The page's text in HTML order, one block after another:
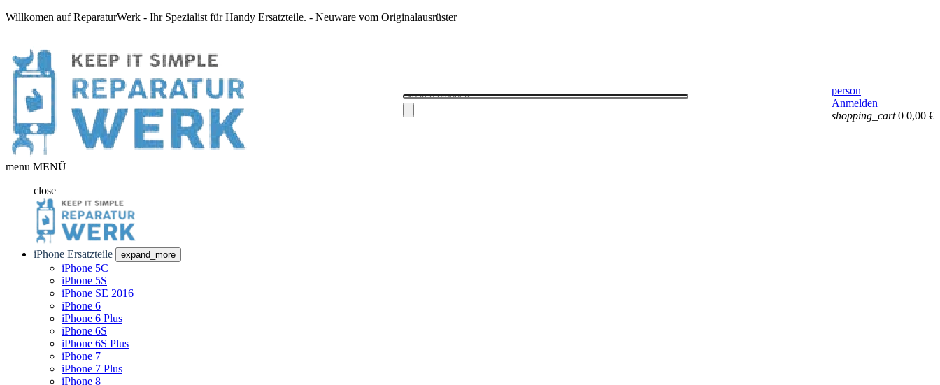
Willkomen auf ReparaturWerk - Ihr Spezialist für Handy Ersatzteile. - Neuware vom Originalausrüster
person
Anmelden
shopping_cart 0 0,00 €
menu MENÜ
close
iPhone Ersatzteile expand_more
iPhone 5C
iPhone 5S
iPhone SE 2016
iPhone 6
iPhone 6 Plus
iPhone 6S
iPhone 6S Plus
iPhone 7
iPhone 7 Plus
iPhone 8